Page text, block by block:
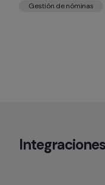
Gestión de nóminas